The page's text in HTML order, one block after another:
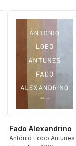
Fado Alexandrino
António Lobo Antunes